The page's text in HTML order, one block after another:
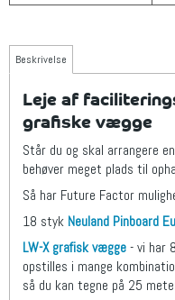
Beskrivelse
Leje af
grafiske vægge
Står du og skal arrangere
behøver meget plads til
Så har Future Factor
18 styk Neuland Pinboard
LW-X grafisk vægge - vi har
opstilles i mange
så du kan tegne på 25